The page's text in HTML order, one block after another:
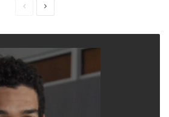
PreviousNext